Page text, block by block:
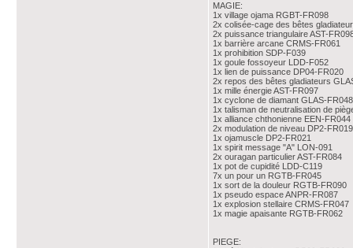
MAGIE:
1x village ojama RGBT-FR098
2x colisée-cage des bêtes
2x puissance triangulaire AST-
1x barrière arcane CRMS-FR061
1x prohibition SDP-F039
1x goule fossoyeur LDD-F052
1x lien de puissance DP04-FR020
2x repos des bêtes gladiateurs
1x mille énergie AST-FR097
1x cyclone de diamant GLAS-FR048
1x talisman de neutralisation de
1x alliance chthonienne EEN-FR044
2x modulation de niveau DP2-FR019
1x ojamuscle DP2-FR021
1x spirit message "A" LON-091
2x ouragan particulier AST-FR084
1x pot de cupidité LDD-C119
7x un pour un RGTB-FR045
1x sort de la douleur RGTB-FR090
1x pseudo espace ANPR-FR087
1x explosion stellaire CRMS-FR047
1x magie apaisante RGTB-FR062
PIEGE: